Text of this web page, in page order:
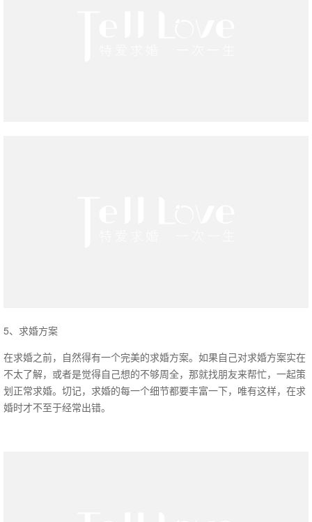
5、求婚方案
在求婚之前，自然得有一个完美的求婚方案。如果自己对求婚方案实在
不太了解，或者是觉得自己想的不够周全，那就找朋友来帮忙，一起策
划正常求婚。切记，求婚的每一个细节都要丰富一下，唯有这样，在求
婚时才不至于经常出错。